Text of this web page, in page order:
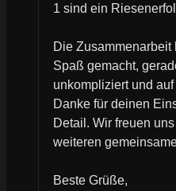
1 sind ein
Die Zusammenarbeit
Spaß gemacht,
unkompliziert und
Danke für deinen
Detail. Wir freuen
weiteren
Beste Grüße,